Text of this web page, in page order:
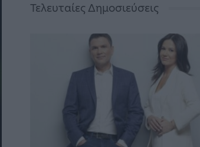
Τελευταίες Δημοσιεύσεις